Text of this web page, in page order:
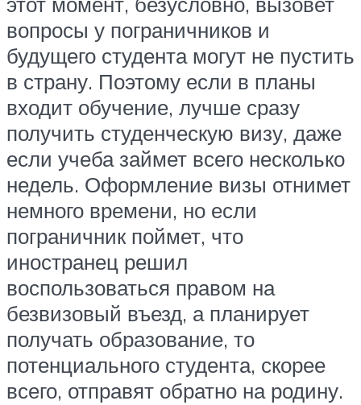
вопросы у пограничников и
будущего студента могут не пустить
в страну. Поэтому если в планы
входит обучение, лучше сразу
получить студенческую визу, даже
если учеба займет всего несколько
недель. Оформление визы отнимет
немного времени, но если
пограничник поймет, что
иностранец решил
воспользоваться правом на
безвизовый въезд, а планирует
получать образование, то
потенциального студента, скорее
всего, отправят обратно на родину.